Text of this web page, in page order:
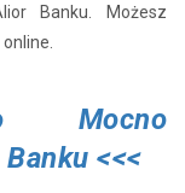
Banku. Możesz
Mocno
<<<